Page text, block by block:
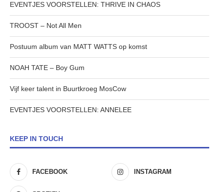
EVENTJES VOORSTELLEN: THRIVE IN CHAOS
TROOST – Not All Men
Postuum album van MATT WATTS op komst
NOAH TATE – Boy Gum
Vijf keer talent in Buurtkroeg MosCow
EVENTJES VOORSTELLEN: ANNELEE
KEEP IN TOUCH
FACEBOOK INSTAGRAM